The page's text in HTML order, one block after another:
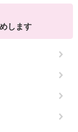
します